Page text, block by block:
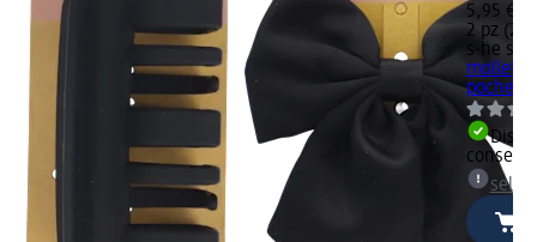
5,95 €
2 pz
s-he